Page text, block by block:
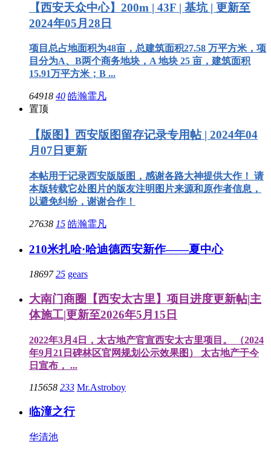
【西安天众中心】200m | 43F | 基坑 | 更新至
2024年05月28日
项目总占地面积为48亩，总建筑面积27.58 万平方米，项
目分为A、B两个商务地块，A 地块 25 亩，建筑面积
15.91万平方米；B ...
64918 40 皓瀚霏凡
置顶
【版图】西安版图留存记录专用帖 | 2024年04
月07日更新
本帖用于记录西安版版图，感谢各路大神提供大作！ 请
本版转载它处图片的版友注明图片来源和原作者信息，
以避免纠纷，谢谢合作！
27638 15 皓瀚霏凡
210米扎哈·哈迪德西安新作——夏中心
1869725 gears
大南门商圈【西安太古里】项目进度更新帖|主
体施工|更新至2026年5月15日
2022年3月4日，太古地产官宣西安太古里项目。 （2024
年9月21日碑林区官网规划公示效果图） 太古地产于今
日宣布， ...
115658 233 Mr.Astroboy
临潼之行
华清池